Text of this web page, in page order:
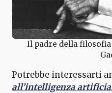
Il padre della
Potrebbe interessarti
all’intelligenza